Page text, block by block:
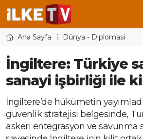
Ana Sayfa Dünya - Diplomasi
İngiltere: Türkiye
sanayi işbirliği ile
İngiltere’de hükümetin
güvenlik stratejisi belgesinde,
askeri entegrasyon ve savunma